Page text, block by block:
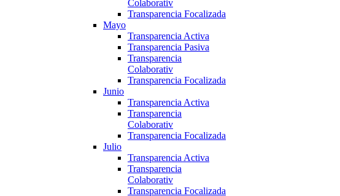
Colaborativ
Transparencia Focalizada
Mayo
Transparencia Activa
Transparencia Pasiva
Transparencia
Colaborativ
Transparencia Focalizada
Junio
Transparencia Activa
Transparencia
Colaborativ
Transparencia Focalizada
Julio
Transparencia Activa
Transparencia
Colaborativ
Transparencia Focalizada